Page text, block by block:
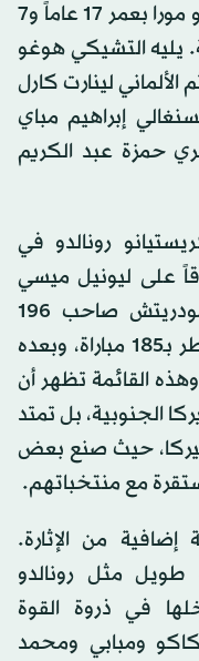
وفي مقدمتها المكسيكي جيلبيرتو مورا بعمر 17 عاماً و7
يليه التشيكي هوغو
عاماً و11 شهراً، ثم الألماني لينارت كارل
السنغالي إبراهيم مباي
ثم المصري حمزة عبد الكريم
رونالدو في
متفوقاً على ليونيل ميسي
الذي يملك 198 مباراة، ولوكا مودريتش صاحب 196
مباراة، ثم حسن الهيدوس قائد قطر بـ185 مباراة، وبعده
بـ159 مباراة. وهذه القائمة تظهر أن
الجنوبية، بل تمتد
حيث صنع بعض
مع منتخباتهم.
من الإثارة.
مثل رونالدو
في ذروة القوة
ومبابي ومحمد